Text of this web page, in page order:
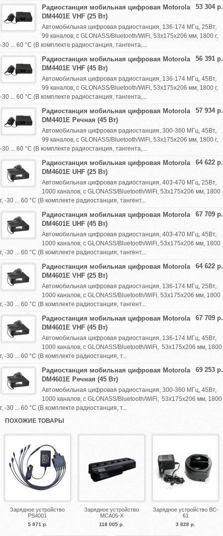
53 304 р.
Радиостанция мобильная цифровая Motorola
DM4401E VHF (25 Вт)
Автомобильная цифровая радиостанция, 136-174 МГц, 25Вт,
99 каналов, c GLONASS/Bluetooth/WiFi, 53х175х206 мм, 1800 г,
-30 ... 60 °C (В комплекте радиостанция, тангента,...
56 391 р.
Радиостанция мобильная цифровая Motorola
DM4401E VHF (45 Вт)
Автомобильная цифровая радиостанция, 136-174 МГц, 45Вт,
99 каналов, c GLONASS/Bluetooth/WiFi, 53х175х206 мм, 1800 г,
-30 ... 60 °C (В комплекте радиостанция, тангента,...
57 934 р.
Радиостанция мобильная цифровая Motorola
DM4401E Речная (45 Вт)
Автомобильная цифровая радиостанция, 300-360 МГц, 45Вт,
99 каналов, c GLONASS/Bluetooth/WiFi, 53х175х206 мм, 1800 г,
-30 ... 60 °C (В комплекте радиостанция, тангента,...
64 622 р.
Радиостанция мобильная цифровая Motorola
DM4601E UHF (25 Вт)
Автомобильная цифровая радиостанция, 403-470 МГц, 25Вт,
1000 каналов, c GLONASS/Bluetooth/WiFi, 53х175х206 мм, 1800
г, -30 ... 60 °C (В комплекте радиостанция, тангент...
67 709 р.
Радиостанция мобильная цифровая Motorola
DM4601E UHF (45 Вт)
Автомобильная цифровая радиостанция, 403-470 МГц, 45Вт,
1000 каналов, c GLONASS/Bluetooth/WiFi, 53х175х206 мм, 1800
г, -30 ... 60 °C (В комплекте радиостанция, тангент...
64 622 р.
Радиостанция мобильная цифровая Motorola
DM4601E VHF (25 Вт)
Автомобильная цифровая радиостанция, 136-174 МГц, 25Вт,
1000 каналов, c GLONASS/Bluetooth/WiFi, 53х175х206 мм, 1800
г, -30 ... 60 °C (В комплекте радиостанция, тангент...
67 709 р.
Радиостанция мобильная цифровая Motorola
DM4601E VHF (45 Вт)
Автомобильная цифровая радиостанция, 136-174 МГц, 45Вт,
1000 каналов, c GLONASS/Bluetooth/WiFi, 53х175х206 мм, 1800
г, -30 ... 60 °C (В комплекте радиостанция, т...
69 253 р.
Радиостанция мобильная цифровая Motorola
DM4601E Речная (45 Вт)
Автомобильная цифровая радиостанция, 300-360 МГц, 45Вт,
1000 каналов, c GLONASS/Bluetooth/WiFi, 53х175х206 мм, 1800
г, -30 ... 60 °C (В комплекте радиостанция, т...
ПОХОЖИЕ ТОВАРЫ
Зарядное устройство
PS4001
5 871 р.
Зарядное устройство
MCA05-X
118 005 р.
Зарядное устройство BC-
61
3 828 р.